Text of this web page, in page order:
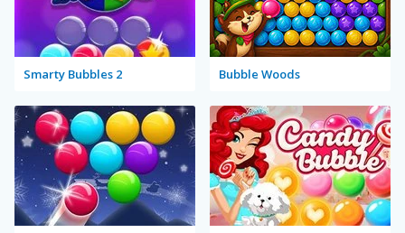
Smarty Bubbles 2 Bubble Woods